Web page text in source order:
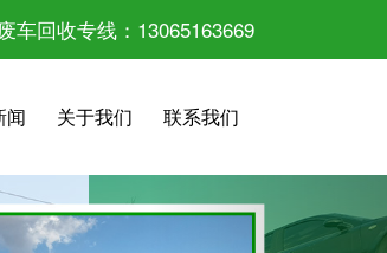
车回收专线：13065163669
闻 关于我们 联系我们